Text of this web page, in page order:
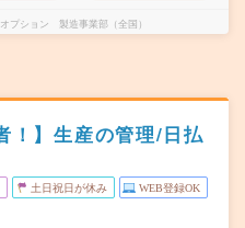
プション 製造事業部（全国）
！】生産の管理/日払
土日祝日が休み WEB登録OK